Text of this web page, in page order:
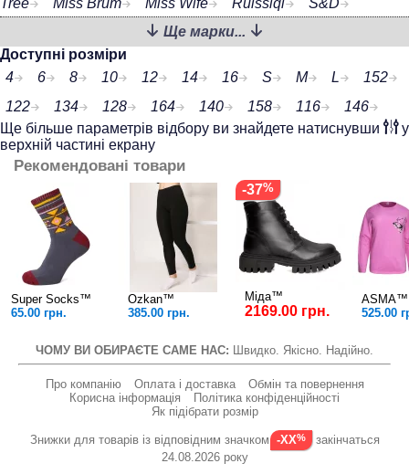
Tree
Miss Brum Miss Wife Ruissiqi
S&D
TAURUS Ще марки...
Доступні розміри
4
6 8 10 12 14 16 S M L
152
122
134 128 164 140 158 116
146
Ще більше параметрів відбору ви знайдете натиснувши
у
верхній частині екрану
Рекомендовані товари
Super Socks™
65.00 грн.
Ozkan™
385.00 грн.
-37
Міда™
2169.00 грн.
ASMA™
525.00
ЧОМУ ВИ ОБИРАЄТЕ САМЕ НАС: Швидко. Якісно. Надійно.
Про компанію Оплата і доставка
Обмін та повернення
Корисна інформація
Політика конфіденційності
Як підібрати розмір
Знижки для товарів із відповідним значком -XX
закінчаться
24.08.2026 року